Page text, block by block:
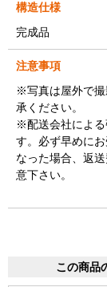
構造仕様
完成品
注意事項
※写真は屋外で撮
承ください。
※配送会社による
す。必ず早めに
なった場合、返
意下さい。
この商品